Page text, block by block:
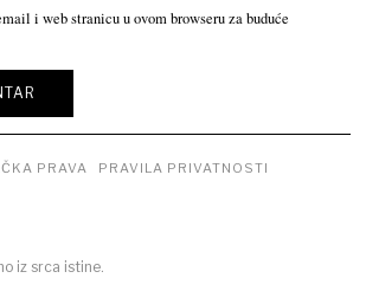
i web stranicu u ovom browseru za buduće
PRAVA
PRAVILA PRIVATNOSTI
iz srca istine.